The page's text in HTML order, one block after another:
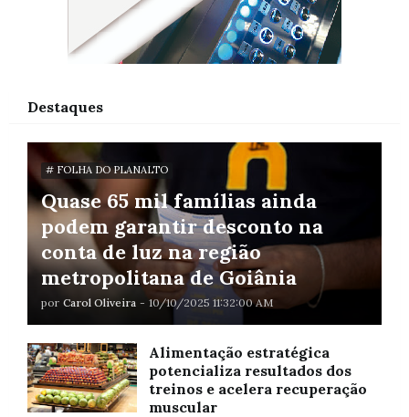
Destaques
# FOLHA DO PLANALTO
Quase 65 mil famílias ainda
podem garantir desconto na
conta de luz na região
metropolitana de Goiânia
por Carol Oliveira - 10/10/2025 11:32:00 AM
Alimentação estratégica
potencializa resultados dos
treinos e acelera recuperação
muscular